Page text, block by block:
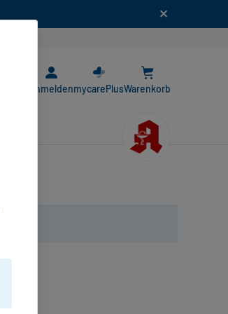
AnmeldenmycarePlusWarenkorb